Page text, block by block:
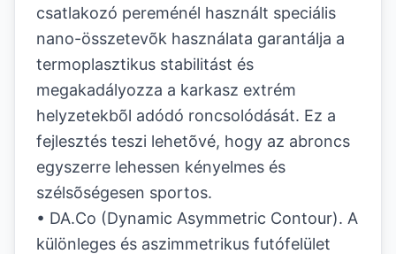
csatlakozó pereménél használt speciális
nano-összetevõk használata garantálja a
termoplasztikus stabilitást és
megakadályozza a karkasz extrém
helyzetekbõl adódó roncsolódását. Ez a
fejlesztés teszi lehetõvé, hogy az abroncs
egyszerre lehessen kényelmes és
szélsõségesen sportos.
• DA.Co (Dynamic Asymmetric Contour). A
különleges és aszimmetrikus futófelület